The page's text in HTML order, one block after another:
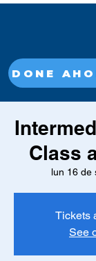
DONE
Class
lun 16 de
Tickets
See